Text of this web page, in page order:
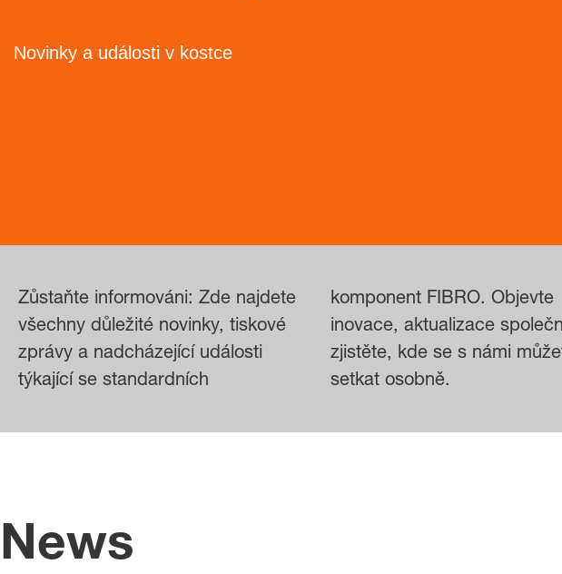
Novinky a události v kostce
Zůstaňte informováni: Zde najdete
všechny důležité novinky, tiskové
zprávy a nadcházející události
týkající se standardních
komponent FIBRO. Objevte
inovace, aktualizace společnosti a
zjistěte, kde se s námi můžete
setkat osobně.
News